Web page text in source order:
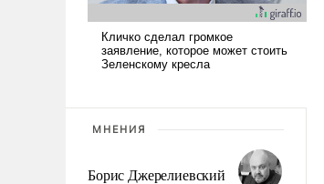
МНЕНИЯ
Борис Джерелиевский